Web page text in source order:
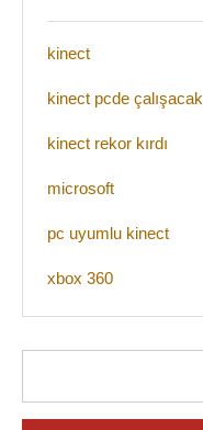
kinect
kinect pcde çalışacak
kinect rekor kırdı
microsoft
pc uyumlu kinect
xbox 360